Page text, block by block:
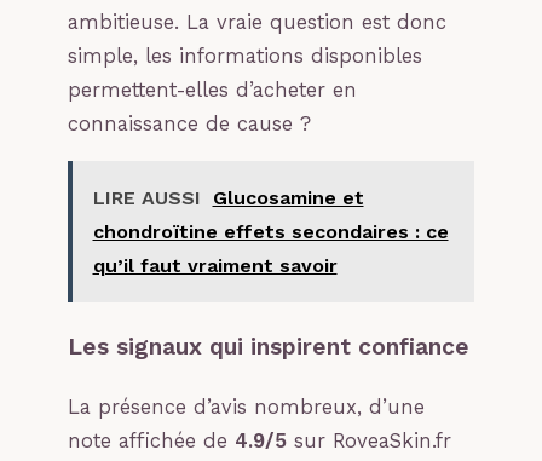
ambitieuse. La vraie question est donc
simple, les informations disponibles
permettent-elles d’acheter en
connaissance de cause ?
LIRE AUSSI
Glucosamine et
chondroïtine effets secondaires : ce
qu’il faut vraiment savoir
Les signaux qui inspirent confiance
La présence d’avis nombreux, d’une
note affichée de 4.9/5 sur RoveaSkin.fr